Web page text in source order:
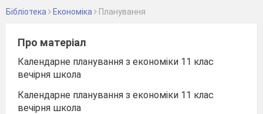
Бібліотека Економіка Планування
Про матеріал
Календарне планування з економіки 11 клас
вечірня школа
Календарне планування з економіки 11 клас
вечірня школа